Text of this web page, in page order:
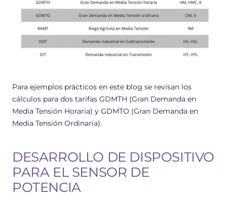
Para ejemplos prácticos en este blog se revisan los
cálculos para dos tarifas GDMTH (Gran Demanda en
Media Tensión Horaria) y GDMTO (Gran Demanda en
Media Tensión Ordinaria).
DESARROLLO DE DISPOSITIVO
PARA EL SENSOR DE
POTENCIA